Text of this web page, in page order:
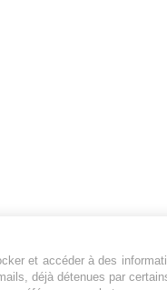
et accéder à des
déjà détenues par